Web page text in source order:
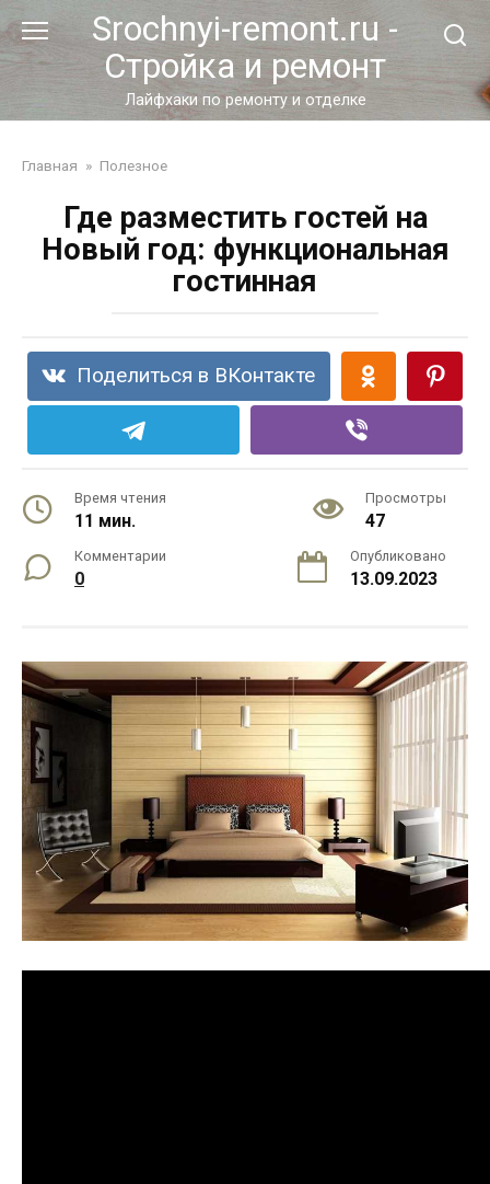
Перейти
к
контенту
Srochnyi-remont.ru -
Стройка и ремонт
Лайфхаки по ремонту и отделке
Главная » Полезное
Где разместить гостей на
Новый год: функциональная
гостинная
Поделиться в ВКонтакте
Время чтения
11 мин.
Просмотры
47
Комментарии
0
Опубликовано
13.09.2023